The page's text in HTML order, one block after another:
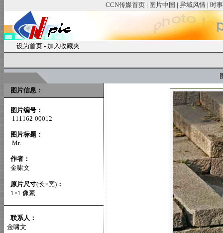
CCN传媒首页 | 图片中国 | 异域风情 | 时
设为首页 - 加入收藏夹
图片信息：
图片编号：
111162-00012
图片标题：
Mr.
作者：
金啸文
原片尺寸(长×宽) ：
1×1 像素
联系人：
金啸文